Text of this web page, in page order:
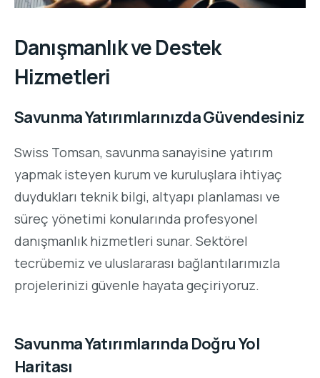
Danışmanlık ve Destek
Hizmetleri
Savunma Yatırımlarınızda Güvendesiniz
Swiss Tomsan, savunma sanayisine yatırım
yapmak isteyen kurum ve kuruluşlara ihtiyaç
duydukları teknik bilgi, altyapı planlaması ve
süreç yönetimi konularında profesyonel
danışmanlık hizmetleri sunar. Sektörel
tecrübemiz ve uluslararası bağlantılarımızla
projelerinizi güvenle hayata geçiriyoruz.
Savunma Yatırımlarında Doğru Yol
Haritası